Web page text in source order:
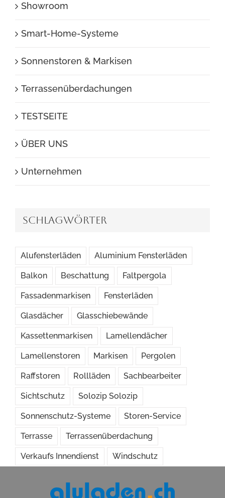
Showroom
Smart-Home-Systeme
Sonnenstoren & Markisen
Terrassenüberdachungen
TESTSEITE
ÜBER UNS
Unternehmen
Schlagwörter
Alufensterläden Aluminium Fensterläden
Balkon Beschattung Faltpergola
Fassadenmarkisen Fensterläden
Glasdächer Glasschiebewände
Kassettenmarkisen Lamellendächer
Lamellenstoren Markisen Pergolen
Raffstoren Rollläden Sachbearbeiter
Sichtschutz Solozip Solozip
Sonnenschutz-Systeme Storen-Service
Terrasse Terrassenüberdachung
Verkaufs Innendienst Windschutz